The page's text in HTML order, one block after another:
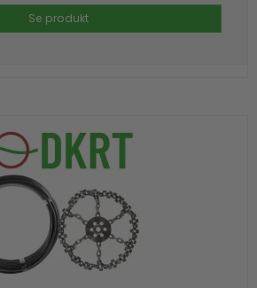
Se produkt